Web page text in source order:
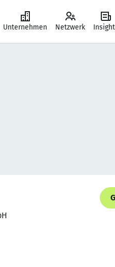
Unternehmen Netzwerk